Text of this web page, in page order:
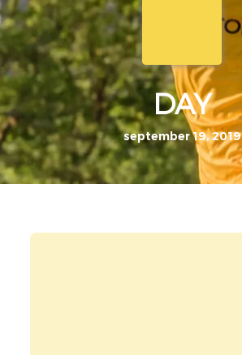
DAY
september 19, 2019